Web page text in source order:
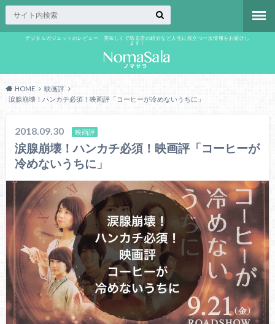
デジタルガジェットのレビュー、美味しくて唸る店の紹介など人生に役立つ一次情報をお届けし
ます！
HOME
映画評
涙腺崩壊！ハンカチ必須！映画評「コーヒーが冷めないうちに」
2018.09.30 映画評
涙腺崩壊！ハンカチ必須！映画評「コーヒーが
冷めないうちに」